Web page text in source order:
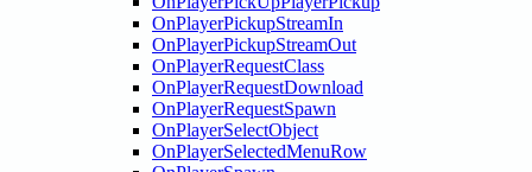
OnPlayerPickupStreamIn
OnPlayerPickupStreamOut
OnPlayerRequestClass
OnPlayerRequestDownload
OnPlayerRequestSpawn
OnPlayerSelectObject
OnPlayerSelectedMenuRow